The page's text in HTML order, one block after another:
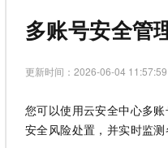
多账号安全管
更新时间： 2026-06-04 11:57:59
您可以使用云安全中心多
安全风险处置，并实时监
Qwen3.8-Max HOT
大模型服务与应用平台
多元化、高性能、安全可靠的大模型
无影云电脑
随时随地安全接入的云上超级电脑
上传文档即自动完成翻译和格式还原
Hermes Agent，打造自进化智能
自主进化，持久记忆，越用越聪明
云服务器38元/年起，超值低价云产品
推荐新用户得奖励，单订单最高返9万
云工开物
高校专属算力普惠，学生认证享300
云上成本管理
管理和优化成本
多端小程序
观测云
咨询伙伴
销售伙伴合作计划
无影生态合作计划
Salesforce On Alibaba Cloud
售后服务
自助服务
在线服务
工单服务
技术领先
分析师报告